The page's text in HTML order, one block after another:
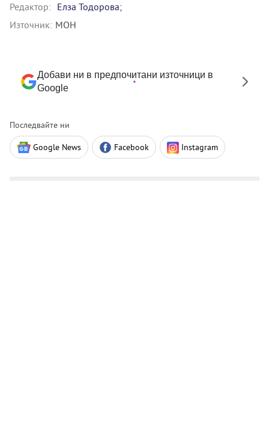
Редактор: Елза Тодорова;
Източник: МОН
Добави ни в предпочитани източници в
Google
Последвайте ни
Google News Facebook Instagram